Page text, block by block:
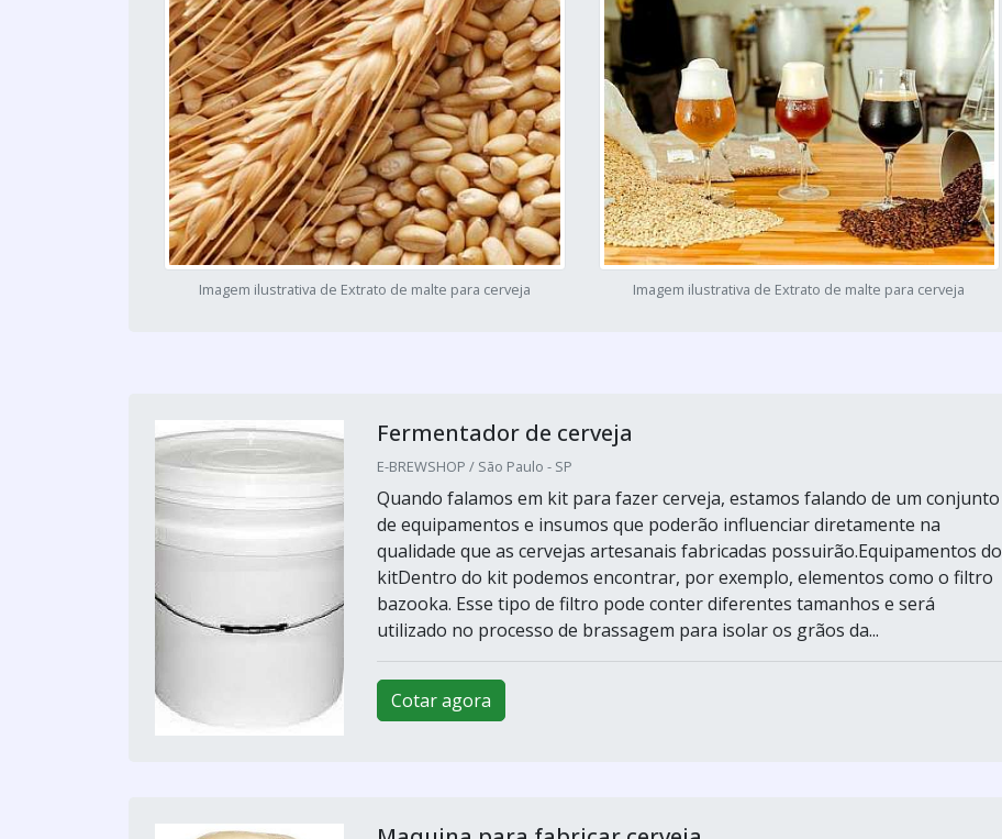
Imagem ilustrativa de Extrato de malte para cerveja Imagem ilustrativa de Extrato de malte para cerveja
Fermentador de cerveja
E-BREWSHOP / São Paulo - SP
Quando falamos em kit para fazer cerveja, estamos falando de um conjunto
de equipamentos e insumos que poderão influenciar diretamente na
qualidade que as cervejas artesanais fabricadas possuirão.Equipamentos do
kitDentro do kit podemos encontrar, por exemplo, elementos como o filtro
bazooka. Esse tipo de filtro pode conter diferentes tamanhos e será
utilizado no processo de brassagem para isolar os grãos da...
Cotar agora